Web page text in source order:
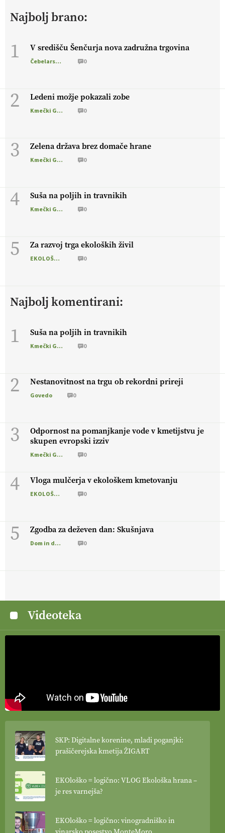
https://t.co/PX49GVsP1M @EUAgri #IMCAP #CAP
https://t.co/a1xatzEeid
reklama?
PRISLUHNITE
@EUAgri #imcap #cap #eco #skp
#vlog https://t.co/yev5PreiJu
Najbolj brano:
1 V središču Šenčurja nova zadružna trgovina
Čebelarstvo 0
2 Ledeni možje pokazali zobe
Kmečki Glas 0
3 Zelena država brez domače hrane
Kmečki Glas 0
4 Suša na poljih in travnikih
Kmečki Glas 0
5 Za razvoj trga ekoloških živil
EKOLOŠKO LOGIČNO 0
Najbolj komentirani:
1 Suša na poljih in travnikih
Kmečki Glas 0
2 Nestanovitnost na trgu ob rekordni prireji
Govedo 0
3
Odpornost na pomanjkanje vode v kmetijstvu je
skupen evropski izziv
Kmečki Glas 0
4 Vloga mulčerja v ekološkem kmetovanju
EKOLOŠKO LOGIČNO 0
5 Zgodba za deževen dan: Skušnjava
Dom in družina 0
Videoteka
SKP: Digitalne korenine, mladi poganjki:
prašičerejska kmetija ŽIGART
EKOloško = logično: VLOG Ekološka hrana –
je res varnejša?
EKOloško = logično: vinogradniško in